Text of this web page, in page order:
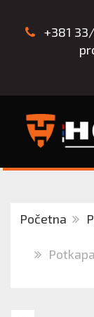
+381
Početna